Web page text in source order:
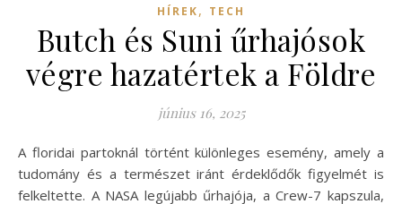
HÍREK, TECH
Butch és Suni űrhajósok
végre hazatértek a Földre
június 16, 2025
A floridai partoknál történt különleges esemény, amely a
tudomány és a természet iránt érdeklődők figyelmét is
felkeltette. A NASA legújabb űrhajója, a Crew-7 kapszula,